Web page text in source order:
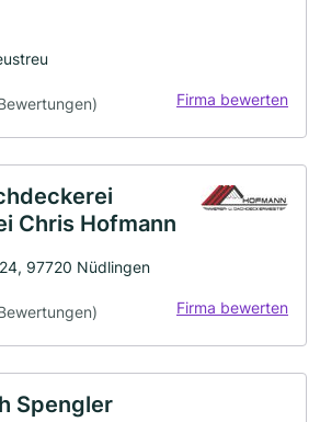
Firma bewerten
Chris Hofmann
97720 Nüdlingen
Firma bewerten
Spengler